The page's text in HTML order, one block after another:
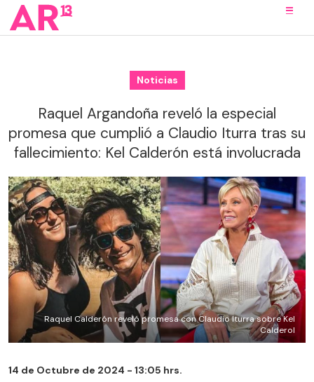
Noticias
Raquel Argandoña reveló la especial
promesa que cumplió a Claudio Iturra tras su
fallecimiento: Kel Calderón está involucrada
Raquel Calderón reveló promesa con Claudio Iturra sobre Kel
Calderol
14 de Octubre de 2024 - 13:05 hrs.